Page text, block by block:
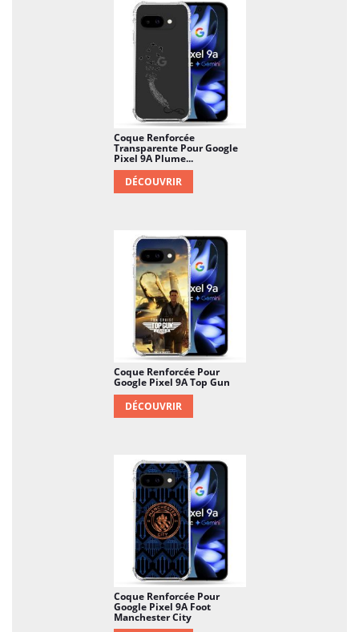
Coque Renforcée
Transparente Pour Google
Pixel 9A Plume...
DÉCOUVRIR
Coque Renforcée Pour
Google Pixel 9A Top Gun
DÉCOUVRIR
Coque Renforcée Pour
Google Pixel 9A Foot
Manchester City